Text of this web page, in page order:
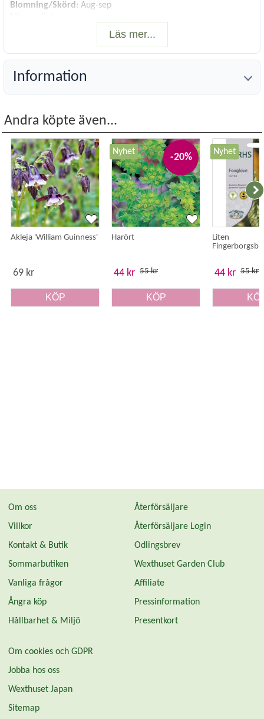
Blomning/Skörd: Aug-sep
: ca 3-8 stycken
Läs mer...
Information
Andra köpte även...
Akleja 'William Guinness'
69 kr
KÖP
-20%
Nyhet
Harört
44 kr 55 kr
KÖP
Nyhet
Liten
44 kr 55 kr
Om oss
Villkor
Kontakt & Butik
Sommarbutiken
Vanliga frågor
Ångra köp
Hållbarhet & Miljö
Återförsäljare
Återförsäljare Login
Odlingsbrev
Wexthuset Garden Club
Affiliate
Pressinformation
Presentkort
Om cookies och GDPR
Jobba hos oss
Wexthuset Japan
Sitemap